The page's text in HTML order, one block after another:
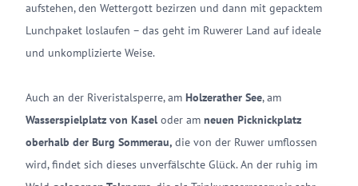
aufstehen, den Wettergott bezirzen und dann mit gepacktem
Lunchpaket loslaufen – das geht im Ruwerer Land auf ideale
und unkomplizierte Weise.
Auch an der Riveristalsperre, am Holzerather See, am
Wasserspielplatz von Kasel oder am neuen Picknickplatz
oberhalb der Burg Sommerau, die von der Ruwer umflossen
wird, findet sich dieses unverfälschte Glück. An der ruhig im